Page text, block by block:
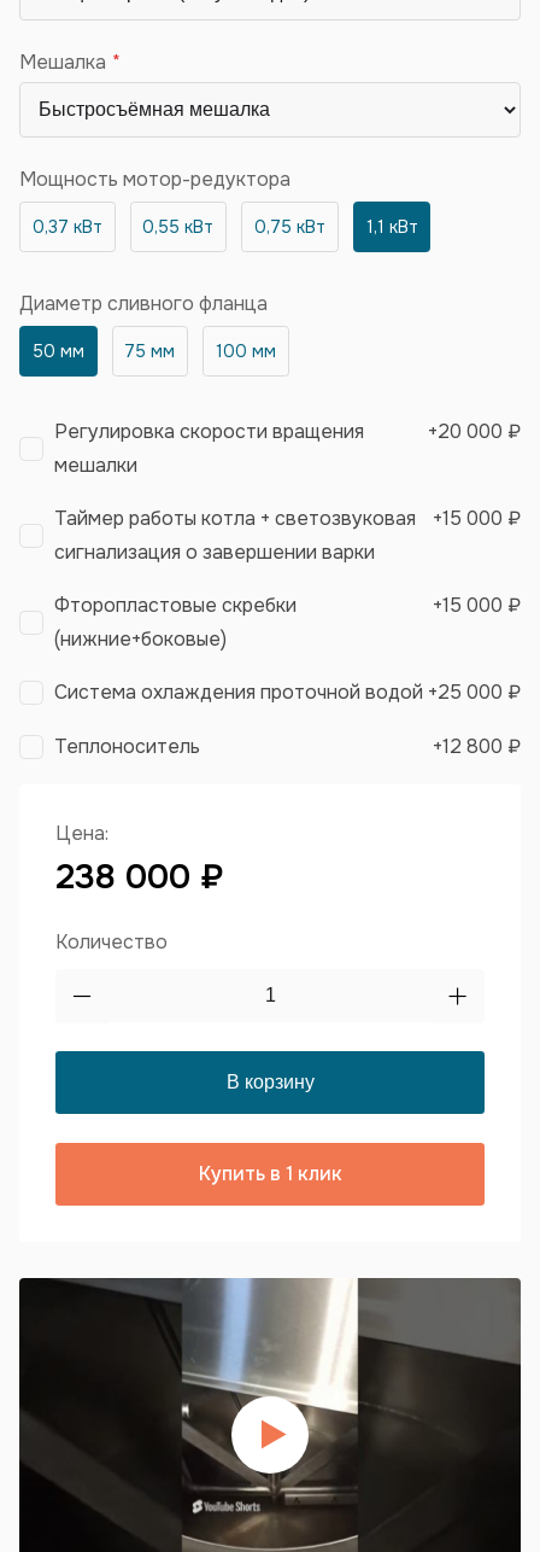
Мешалка
Мощность мотор-редуктора
0,37 кВт 0,55 кВт 0,75 кВт 1,1 кВт
Диаметр сливного фланца
50 мм 75 мм 100 мм
Регулировка скорости вращения
мешалки
+20 000 ₽
Таймер работы котла + светозвуковая
сигнализация о завершении варки
+15 000 ₽
Фторопластовые скребки
(нижние+боковые)
+15 000 ₽
Система охлаждения проточной водой +25 000 ₽
Теплоноситель +12 800 ₽
Цена:
238 000 ₽
Количество
Купить в 1 клик